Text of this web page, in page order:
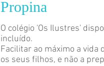
O colégio 'Os Ilustres'
incluído.
Facilitar ao máximo a
os seus filhos, e não a
Propina